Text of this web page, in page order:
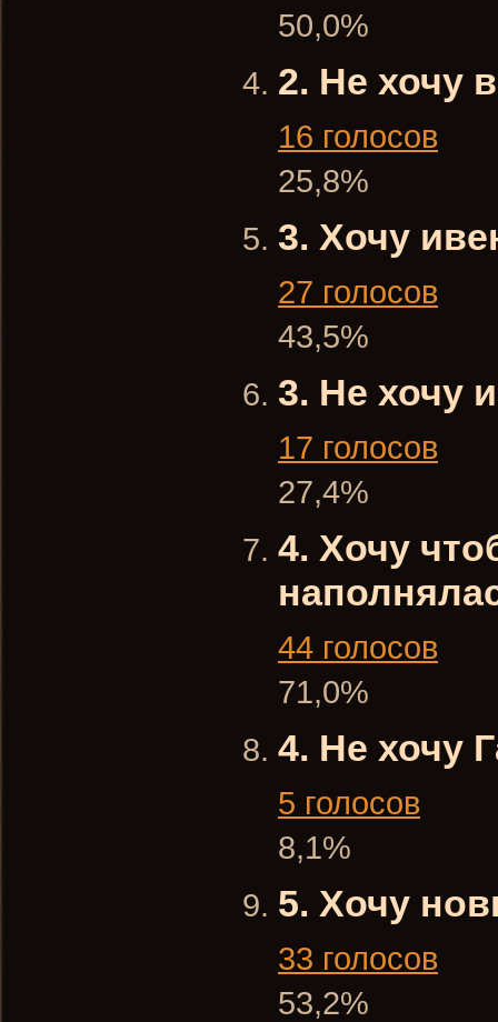
50,0%
2. Не хочу
16 голосов
25,8%
3. Хочу
27 голосов
43,5%
3. Не хочу
17 голосов
27,4%
4. Хочу
44 голосов
71,0%
4. Не хочу
5 голосов
8,1%
5. Хочу
33 голосов
53,2%